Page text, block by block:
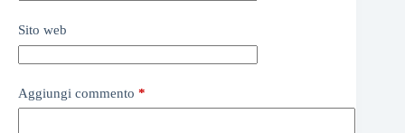
Sito web
Aggiungi commento *